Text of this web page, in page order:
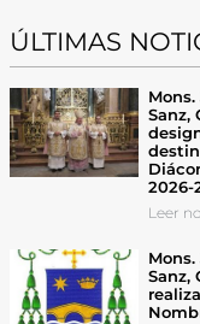
ÚLTIMAS
Sanz,
2026-
Leer
Sanz,